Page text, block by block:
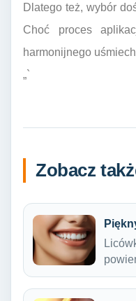
Dlatego też, wybór
Choć proces
harmonijnego
„`
Zobacz